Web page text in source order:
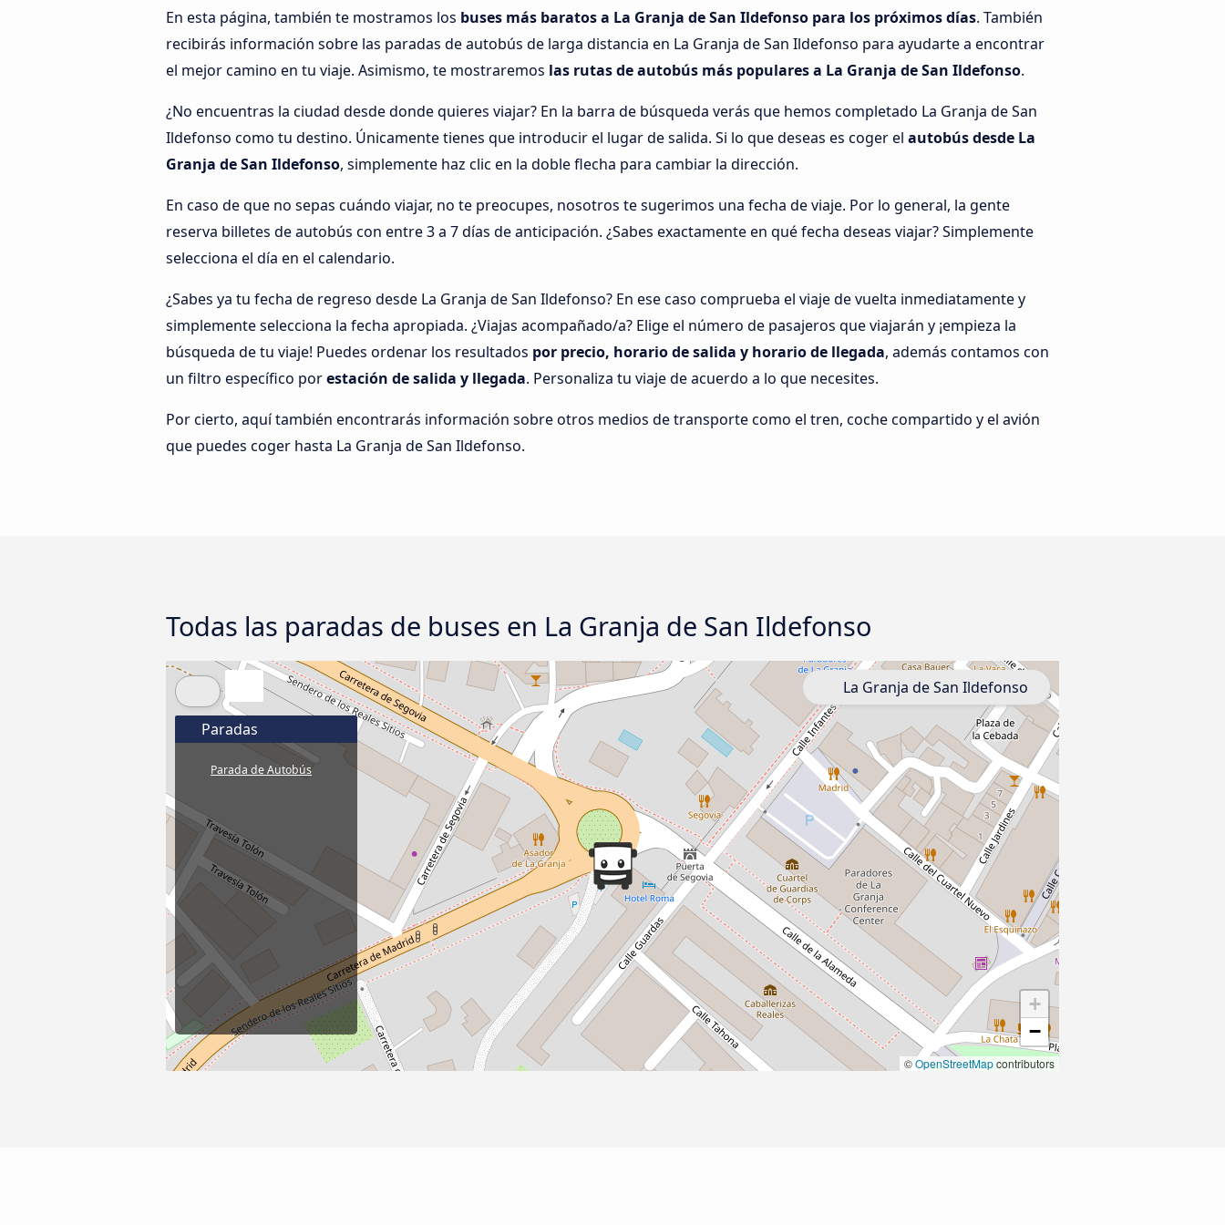
En esta página, también te mostramos los buses más baratos a La Granja de San Ildefonso para los próximos días. También
recibirás información sobre las paradas de autobús de larga distancia en La Granja de San Ildefonso para ayudarte a encontrar
el mejor camino en tu viaje. Asimismo, te mostraremos las rutas de autobús más populares a La Granja de San Ildefonso.
¿No encuentras la ciudad desde donde quieres viajar? En la barra de búsqueda verás que hemos completado La Granja de San
Ildefonso como tu destino. Únicamente tienes que introducir el lugar de salida. Si lo que deseas es coger el autobús desde La
Granja de San Ildefonso, simplemente haz clic en la doble flecha para cambiar la dirección.
En caso de que no sepas cuándo viajar, no te preocupes, nosotros te sugerimos una fecha de viaje. Por lo general, la gente
reserva billetes de autobús con entre 3 a 7 días de anticipación. ¿Sabes exactamente en qué fecha deseas viajar? Simplemente
selecciona el día en el calendario.
¿Sabes ya tu fecha de regreso desde La Granja de San Ildefonso? En ese caso comprueba el viaje de vuelta inmediatamente y
simplemente selecciona la fecha apropiada. ¿Viajas acompañado/a? Elige el número de pasajeros que viajarán y ¡empieza la
búsqueda de tu viaje! Puedes ordenar los resultados por precio, horario de salida y horario de llegada, además contamos con
un filtro específico porestación de salida y llegada. Personaliza tu viaje de acuerdo a lo que necesites.
Por cierto, aquí también encontrarás información sobre otros medios de transporte como el tren, coche compartido y el avión
que puedes coger hasta La Granja de San Ildefonso.
Todas las paradas de buses en La Granja de San Ildefonso
+
−
©OpenStreetMapcontributors
Paradas
Parada de Autobús
La Granja de San Ildefonso